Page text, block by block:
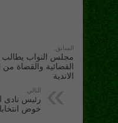
السابق:
مجلس النواب يطالب
القضائية والقضاة من
الاندية
التالي:
رئيس نادى
خوض